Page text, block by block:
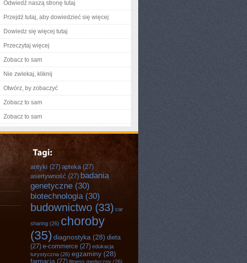
Odwiedź naszą stronę tutaj
Przejdź tutaj, aby dowiedzieć się więcej
Dowiedz się więcej tutaj
Przeczytaj więcej
Zobacz to sam
Nie zwlekaj, kliknij
Otwórz, by zobaczyć
Zobacz to sam
Zobacz to sam
antyki (27) apteka(27)
asertywność (27) badania
genetyczne (30)
biotechnologia(30)
budownictwo (33) car
sharing (26) choroby
(35) diagnostyka (28) dieta
(27) e-commerce (27) edukacja
turystyczna (26) egzaminy (28)
farmacja(27) fitness medyczny (26)